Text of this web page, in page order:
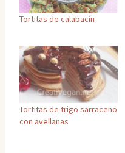
Tortitas de calabacín
Tortitas de trigo sarraceno
con avellanas